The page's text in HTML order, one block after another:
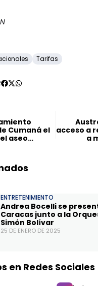
Tarifas
Cumaná el
aseo
acceso a
a
ENTRETENIMIENTO
Andrea Bocelli se
Caracas junto a la
Simón Bolívar
25 DE ENERO DE 2025
en Redes Sociales